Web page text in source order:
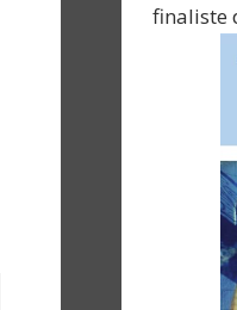
finaliste